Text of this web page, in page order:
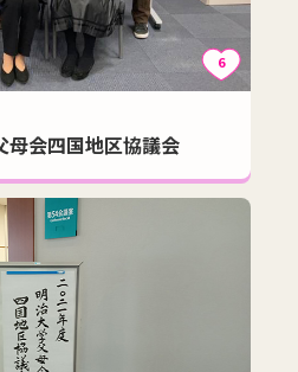
6
母会四国地区協議会